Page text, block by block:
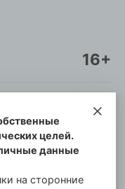
16+
портал
СМИ: ПИ №57-
целей.
данные
на сторонние